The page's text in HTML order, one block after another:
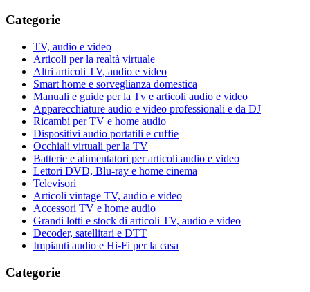
Categorie
TV, audio e video
Articoli per la realtà virtuale
Altri articoli TV, audio e video
Smart home e sorveglianza domestica
Manuali e guide per la Tv e articoli audio e video
Apparecchiature audio e video professionali e da DJ
Ricambi per TV e home audio
Dispositivi audio portatili e cuffie
Occhiali virtuali per la TV
Batterie e alimentatori per articoli audio e video
Lettori DVD, Blu-ray e home cinema
Televisori
Articoli vintage TV, audio e video
Accessori TV e home audio
Grandi lotti e stock di articoli TV, audio e video
Decoder, satellitari e DTT
Impianti audio e Hi-Fi per la casa
Categorie